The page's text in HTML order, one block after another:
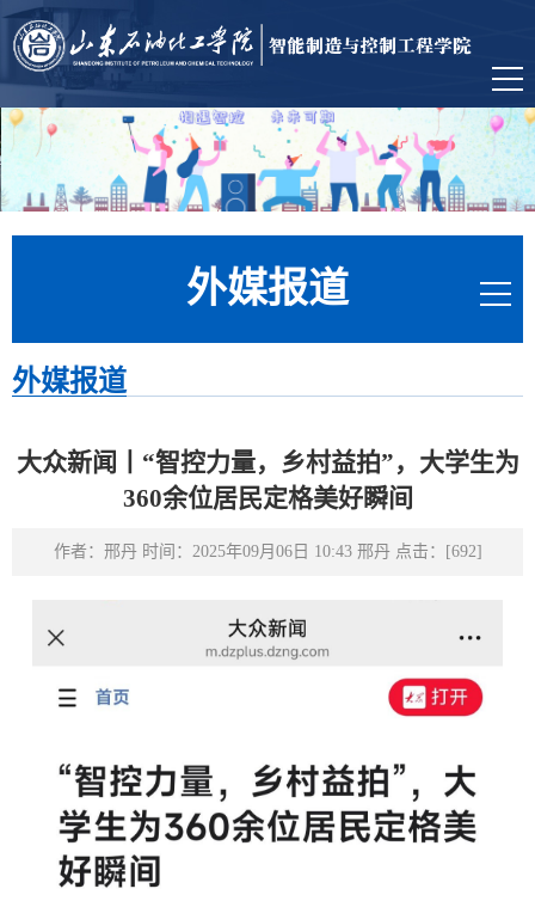
外媒报道
外媒报道
大众新闻丨“智控力量，乡村益拍”，大学生为
360余位居民定格美好瞬间
作者：邢丹 时间：2025年09月06日 10:43 邢丹 点击：[692]